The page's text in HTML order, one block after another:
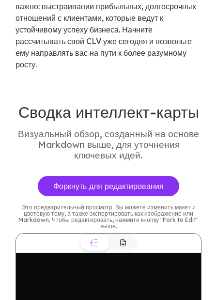
важно: выстраивании прибыльных, долгосрочных
отношений с клиентами, которые ведут к
устойчивому успеху бизнеса. Начните
рассчитывать свой CLV уже сегодня и позвольте
ему направлять вас на пути к более разумному
росту.
Сводка интеллект-карты
Визуальный обзор, созданный на основе
Markdown выше, для уточнения
ключевых идей.
Форкнуть для редактирования
Это предварительный просмотр. Вы можете изменить макет и
цветовую тему, а также экспортировать как изображение или
Markdown. Чтобы редактировать, нажмите кнопку "Fork to Edit"
выше.